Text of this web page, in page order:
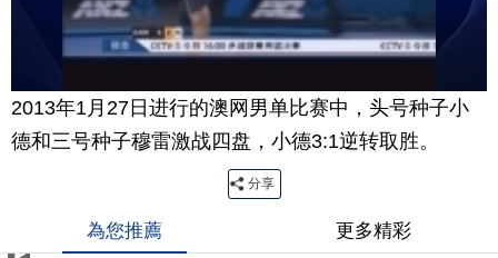
2013年1月27日进行的澳网男单比赛中，头号种子小
德和三号种子穆雷激战四盘，小德3:1逆转取胜。
分享
為您推薦 更多精彩